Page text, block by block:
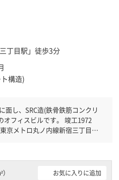
丁目駅 」徒歩3分
構造)
面し、SRC造(鉄骨鉄筋コンクリ
スビルです。 竣工1972
京メトロ丸ノ内線新宿三丁目駅
お気に入りに追加